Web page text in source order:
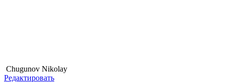
Chugunov Nikolay
Редактировать